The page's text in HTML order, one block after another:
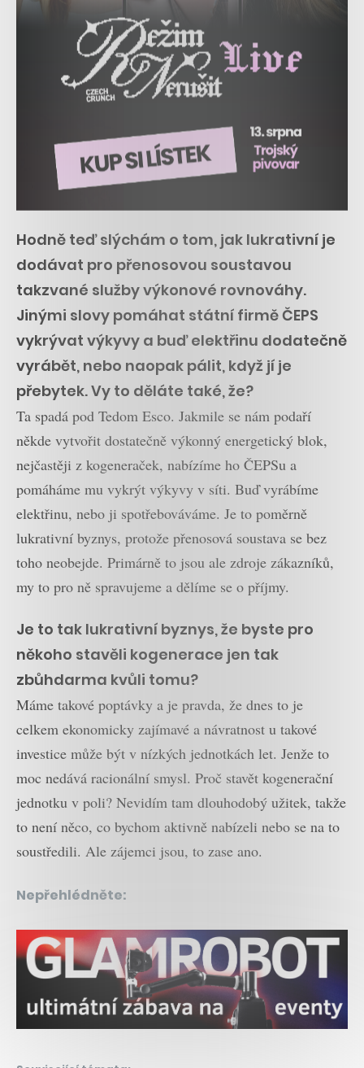
Hodně teď slýchám o tom, jak lukrativní je
dodávat pro přenosovou soustavou
takzvané služby výkonové rovnováhy.
Jinými slovy pomáhat státní firmě ČEPS
vykrývat výkyvy a buď elektřinu dodatečně
vyrábět, nebo naopak pálit, když jí je
přebytek. Vy to děláte také, že?
Ta spadá pod Tedom Esco. Jakmile se nám podaří
někde vytvořit dostatečně výkonný energetický blok,
nejčastěji z kogeneraček, nabízíme ho ČEPSu a
pomáháme mu vykrýt výkyvy v síti. Buď vyrábíme
elektřinu, nebo ji spotřebováváme. Je to poměrně
lukrativní byznys, protože přenosová soustava se bez
toho neobejde. Primárně to jsou ale zdroje zákazníků,
my to pro ně spravujeme a dělíme se o příjmy.
Je to tak lukrativní byznys, že byste pro
někoho stavěli kogenerace jen tak
zbůhdarma kvůli tomu?
Máme takové poptávky a je pravda, že dnes to je
celkem ekonomicky zajímavé a návratnost u takové
investice může být v nízkých jednotkách let. Jenže to
moc nedává racionální smysl. Proč stavět kogenerační
jednotku v poli? Nevidím tam dlouhodobý užitek, takže
to není něco, co bychom aktivně nabízeli nebo se na to
soustředili. Ale zájemci jsou, to zase ano.
Nepřehlédněte: